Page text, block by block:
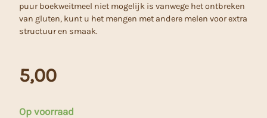
puur boekweitmeel niet mogelijk is vanwege het ontbreken
van gluten, kunt u het mengen met andere melen voor extra
structuur en smaak.
5,00
Op voorraad